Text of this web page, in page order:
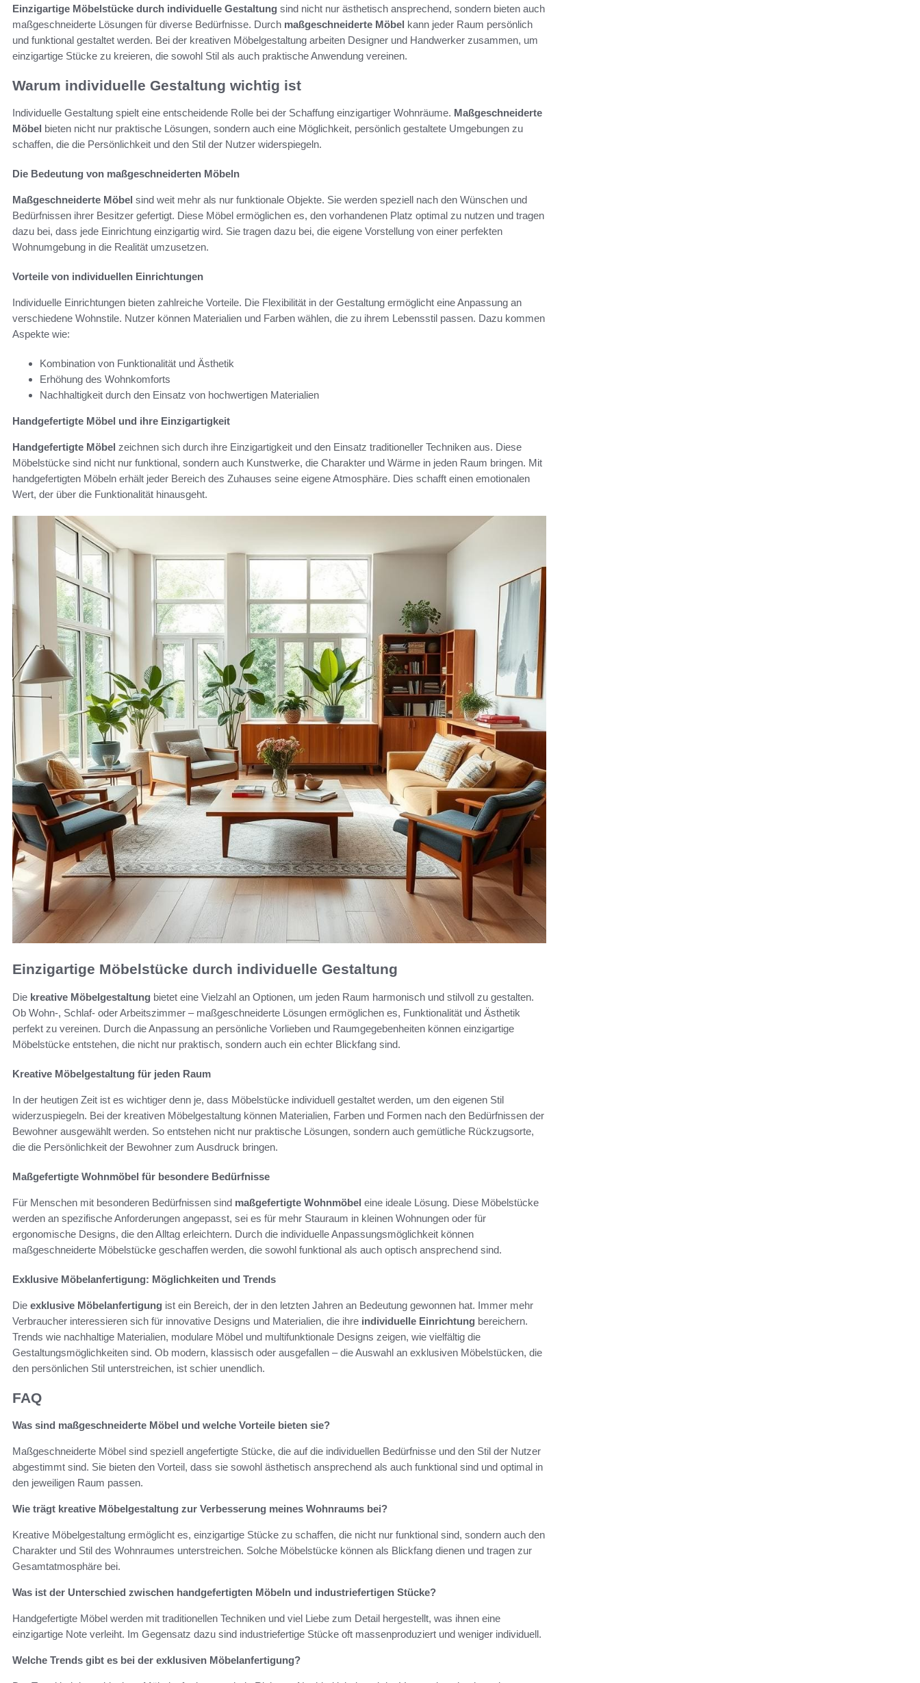
Einzigartige Möbelstücke durch individuelle Gestaltung sind nicht nur ästhetisch ansprechend, sondern bieten auch
maßgeschneiderte Lösungen für diverse Bedürfnisse. Durch maßgeschneiderte Möbel kann jeder Raum persönlich
und funktional gestaltet werden. Bei der kreativen Möbelgestaltung arbeiten Designer und Handwerker zusammen, um
einzigartige Stücke zu kreieren, die sowohl Stil als auch praktische Anwendung vereinen.
Warum individuelle Gestaltung wichtig ist
Individuelle Gestaltung spielt eine entscheidende Rolle bei der Schaffung einzigartiger Wohnräume. Maßgeschneiderte
Möbel bieten nicht nur praktische Lösungen, sondern auch eine Möglichkeit, persönlich gestaltete Umgebungen zu
schaffen, die die Persönlichkeit und den Stil der Nutzer widerspiegeln.
Die Bedeutung von maßgeschneiderten Möbeln
Maßgeschneiderte Möbel sind weit mehr als nur funktionale Objekte. Sie werden speziell nach den Wünschen und
Bedürfnissen ihrer Besitzer gefertigt. Diese Möbel ermöglichen es, den vorhandenen Platz optimal zu nutzen und tragen
dazu bei, dass jede Einrichtung einzigartig wird. Sie tragen dazu bei, die eigene Vorstellung von einer perfekten
Wohnumgebung in die Realität umzusetzen.
Vorteile von individuellen Einrichtungen
Individuelle Einrichtungen bieten zahlreiche Vorteile. Die Flexibilität in der Gestaltung ermöglicht eine Anpassung an
verschiedene Wohnstile. Nutzer können Materialien und Farben wählen, die zu ihrem Lebensstil passen. Dazu kommen
Aspekte wie:
Kombination von Funktionalität und Ästhetik
Erhöhung des Wohnkomforts
Nachhaltigkeit durch den Einsatz von hochwertigen Materialien
Handgefertigte Möbel und ihre Einzigartigkeit
Handgefertigte Möbel zeichnen sich durch ihre Einzigartigkeit und den Einsatz traditioneller Techniken aus. Diese
Möbelstücke sind nicht nur funktional, sondern auch Kunstwerke, die Charakter und Wärme in jeden Raum bringen. Mit
handgefertigten Möbeln erhält jeder Bereich des Zuhauses seine eigene Atmosphäre. Dies schafft einen emotionalen
Wert, der über die Funktionalität hinausgeht.
Einzigartige Möbelstücke durch individuelle Gestaltung
Die kreative Möbelgestaltung bietet eine Vielzahl an Optionen, um jeden Raum harmonisch und stilvoll zu gestalten.
Ob Wohn-, Schlaf- oder Arbeitszimmer – maßgeschneiderte Lösungen ermöglichen es, Funktionalität und Ästhetik
perfekt zu vereinen. Durch die Anpassung an persönliche Vorlieben und Raumgegebenheiten können einzigartige
Möbelstücke entstehen, die nicht nur praktisch, sondern auch ein echter Blickfang sind.
Kreative Möbelgestaltung für jeden Raum
In der heutigen Zeit ist es wichtiger denn je, dass Möbelstücke individuell gestaltet werden, um den eigenen Stil
widerzuspiegeln. Bei der kreativen Möbelgestaltung können Materialien, Farben und Formen nach den Bedürfnissen der
Bewohner ausgewählt werden. So entstehen nicht nur praktische Lösungen, sondern auch gemütliche Rückzugsorte,
die die Persönlichkeit der Bewohner zum Ausdruck bringen.
Maßgefertigte Wohnmöbel für besondere Bedürfnisse
Für Menschen mit besonderen Bedürfnissen sind maßgefertigte Wohnmöbel eine ideale Lösung. Diese Möbelstücke
werden an spezifische Anforderungen angepasst, sei es für mehr Stauraum in kleinen Wohnungen oder für
ergonomische Designs, die den Alltag erleichtern. Durch die individuelle Anpassungsmöglichkeit können
maßgeschneiderte Möbelstücke geschaffen werden, die sowohl funktional als auch optisch ansprechend sind.
Exklusive Möbelanfertigung: Möglichkeiten und Trends
Die exklusive Möbelanfertigung ist ein Bereich, der in den letzten Jahren an Bedeutung gewonnen hat. Immer mehr
Verbraucher interessieren sich für innovative Designs und Materialien, die ihre individuelle Einrichtung bereichern.
Trends wie nachhaltige Materialien, modulare Möbel und multifunktionale Designs zeigen, wie vielfältig die
Gestaltungsmöglichkeiten sind. Ob modern, klassisch oder ausgefallen – die Auswahl an exklusiven Möbelstücken, die
den persönlichen Stil unterstreichen, ist schier unendlich.
FAQ
Was sind maßgeschneiderte Möbel und welche Vorteile bieten sie?
Maßgeschneiderte Möbel sind speziell angefertigte Stücke, die auf die individuellen Bedürfnisse und den Stil der Nutzer
abgestimmt sind. Sie bieten den Vorteil, dass sie sowohl ästhetisch ansprechend als auch funktional sind und optimal in
den jeweiligen Raum passen.
Wie trägt kreative Möbelgestaltung zur Verbesserung meines Wohnraums bei?
Kreative Möbelgestaltung ermöglicht es, einzigartige Stücke zu schaffen, die nicht nur funktional sind, sondern auch den
Charakter und Stil des Wohnraumes unterstreichen. Solche Möbelstücke können als Blickfang dienen und tragen zur
Gesamtatmosphäre bei.
Was ist der Unterschied zwischen handgefertigten Möbeln und industriefertigen Stücke?
Handgefertigte Möbel werden mit traditionellen Techniken und viel Liebe zum Detail hergestellt, was ihnen eine
einzigartige Note verleiht. Im Gegensatz dazu sind industriefertige Stücke oft massenproduziert und weniger individuell.
Welche Trends gibt es bei der exklusiven Möbelanfertigung?